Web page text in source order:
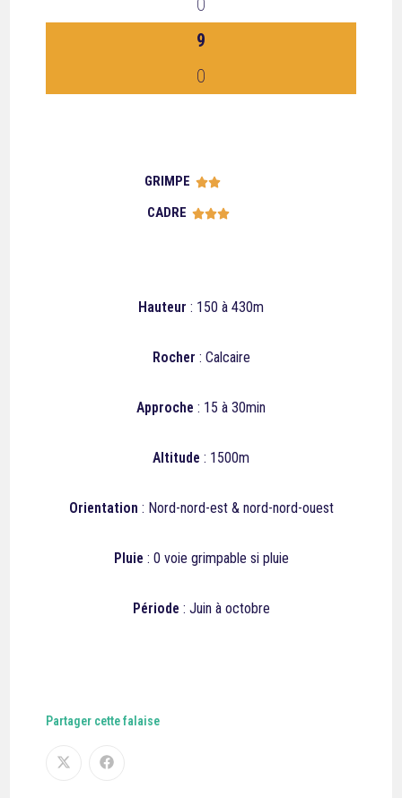
0
9
0
GRIMPE 
CADRE 
Hauteur : 150 à 430m
Rocher : Calcaire
Approche : 15 à 30min
Altitude : 1500m
Orientation : Nord-nord-est & nord-nord-ouest
Pluie : 0 voie grimpable si pluie
Période : Juin à octobre
Partager cette falaise